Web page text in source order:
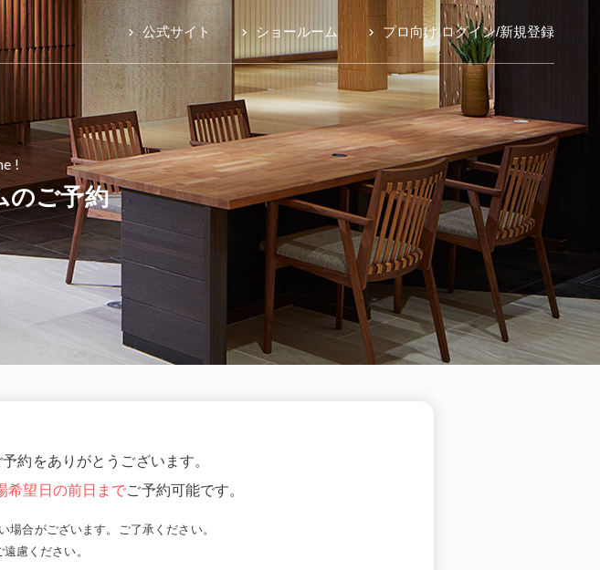
公式サイト ショールーム プロ向け ログイン/新規登録
!
のご予約
約をありがとうございます。
希望日の前日までご予約可能です。
合がございます。ご了承ください。
慮ください。